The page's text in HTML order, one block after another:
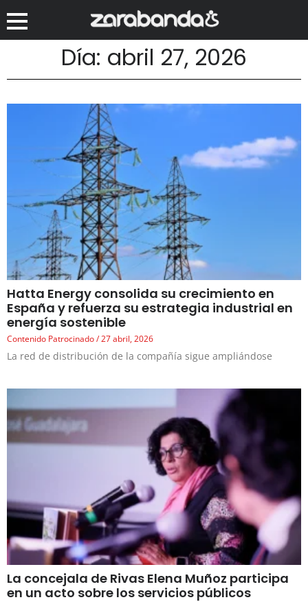
Día: abril 27, 2026
Hatta Energy consolida su crecimiento en
España y refuerza su estrategia industrial en
energía sostenible
Contenido Patrocinado 27 abril, 2026
La red de distribución de la compañía sigue ampliándose
La concejala de Rivas Elena Muñoz participa
en un acto sobre los servicios públicos